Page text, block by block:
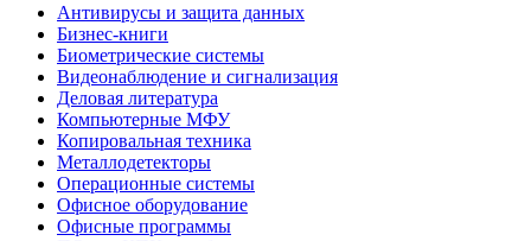
Антивирусы и защита данных
Бизнес-книги
Биометрические системы
Видеонаблюдение и сигнализация
Деловая литература
Компьютерные МФУ
Копировальная техника
Металлодетекторы
Операционные системы
Офисное оборудование
Офисные программы